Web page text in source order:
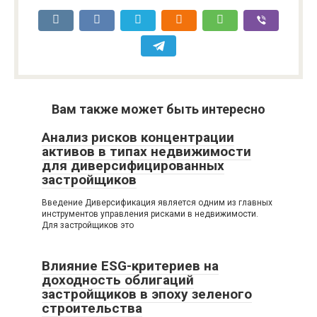
Вам также может быть интересно
Анализ рисков концентрации
активов в типах недвижимости
для диверсифицированных
застройщиков
Введение Диверсификация является одним из главных
инструментов управления рисками в недвижимости.
Для застройщиков это
Влияние ESG-критериев на
доходность облигаций
застройщиков в эпоху зеленого
строительства